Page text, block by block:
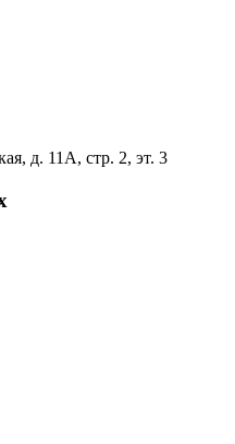
д. 11А, стр. 2, эт. 3